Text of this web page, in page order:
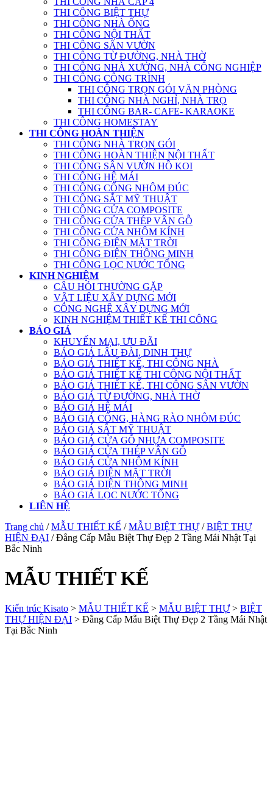
THI CÔNG BIỆT THỰ
THI CÔNG NHÀ ỐNG
THI CÔNG NỘI THẤT
THI CÔNG SÂN VƯỜN
THI CÔNG TỪ ĐƯỜNG, NHÀ THỜ
THI CÔNG NHÀ XƯỞNG, NHÀ CÔNG NGHIỆP
THI CÔNG CÔNG TRÌNH
THI CÔNG TRỌN GÓI VĂN PHÒNG
THI CÔNG NHÀ NGHỈ, NHÀ TRỌ
THI CÔNG BAR- CAFE- KARAOKE
THI CÔNG HOMESTAY
THI CÔNG HOÀN THIỆN
THI CÔNG NHÀ TRỌN GÓI
THI CÔNG HOÀN THIỆN NỘI THẤT
THI CÔNG SÂN VƯỜN HỒ KOI
THI CÔNG HỆ MÁI
THI CÔNG CỔNG NHÔM ĐÚC
THI CÔNG SẮT MỸ THUẬT
THI CÔNG CỬA COMPOSITE
THI CÔNG CỬA THÉP VÂN GỖ
THI CÔNG CỬA NHÔM KÍNH
THI CÔNG ĐIỆN MẶT TRỜI
THI CÔNG ĐIỆN THÔNG MINH
THI CÔNG LỌC NƯỚC TỔNG
KINH NGHIỆM
CÂU HỎI THƯỜNG GẶP
VẬT LIỆU XÂY DỰNG MỚI
CÔNG NGHỆ XÂY DỰNG MỚI
KINH NGHIỆM THIẾT KẾ THI CÔNG
BÁO GIÁ
KHUYẾN MẠI, ƯU ĐÃI
BÁO GIÁ LÂU ĐÀI, DINH THỰ
BÁO GIÁ THIẾT KẾ, THI CÔNG NHÀ
BÁO GIÁ THIẾT KẾ THI CÔNG NỘI THẤT
BÁO GIÁ THIẾT KẾ, THI CÔNG SÂN VƯỜN
BÁO GIÁ TỪ ĐƯỜNG, NHÀ THỜ
BÁO GIÁ HỆ MÁI
BÁO GIÁ CỔNG, HÀNG RÀO NHÔM ĐÚC
BÁO GIÁ SẮT MỸ THUẬT
BÁO GIÁ CỬA GỖ NHỰA COMPOSITE
BÁO GIÁ CỬA THÉP VÂN GỖ
BÁO GIÁ CỬA NHÔM KÍNH
BÁO GIÁ ĐIỆN MẶT TRỜI
BÁO GIÁ ĐIỆN THÔNG MINH
BÁO GIÁ LỌC NƯỚC TỔNG
LIÊN HỆ
Trang chủ /MẪU THIẾT KẾ /MẪU BIỆT THỰ/BIỆT THỰ
HIỆN ĐẠI / Đẳng Cấp Mẫu Biệt Thự Đẹp 2 Tầng Mái Nhật Tại
Bắc Ninh
MẪU THIẾT KẾ
Kiến trúc Kisato > MẪU THIẾT KẾ > MẪU BIỆT THỰ> BIỆT
THỰ HIỆN ĐẠI > Đẳng Cấp Mẫu Biệt Thự Đẹp 2 Tầng Mái Nhật
Tại Bắc Ninh